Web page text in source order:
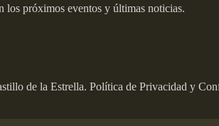
los próximos eventos y últimas noticias.
de la Estrella. Política de Privacidad y